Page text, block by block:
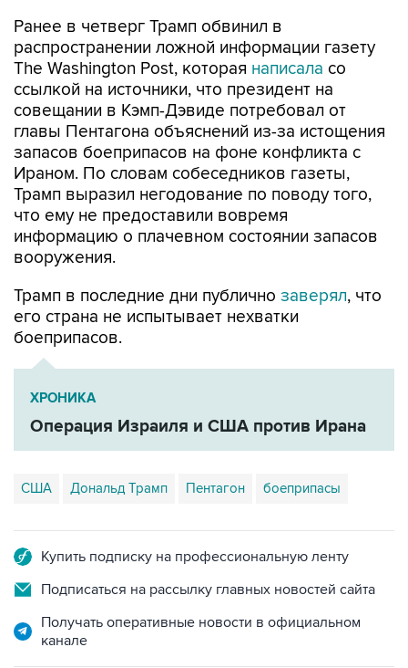
Ранее в четверг Трамп обвинил в
распространении ложной информации газету
The Washington Post, которая написала со
ссылкой на источники, что президент на
совещании в Кэмп-Дэвиде потребовал от
главы Пентагона объяснений из-за истощения
запасов боеприпасов на фоне конфликта с
Ираном. По словам собеседников газеты,
Трамп выразил негодование по поводу того,
что ему не предоставили вовремя
информацию о плачевном состоянии запасов
вооружения.
Трамп в последние дни публично заверял, что
его страна не испытывает нехватки
боеприпасов.
ХРОНИКА
Операция Израиля и США против Ирана
США Дональд Трамп Пентагон боеприпасы
Купить подписку на профессиональную ленту
Подписаться на рассылку главных новостей сайта
Получать оперативные новости в официальном
канале